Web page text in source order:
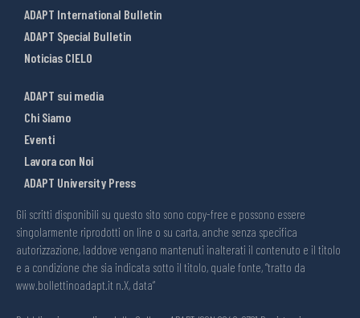
ADAPT International Bulletin
ADAPT Special Bulletin
Noticias CIELO
ADAPT sui media
Chi Siamo
Eventi
Lavora con Noi
ADAPT University Press
Gli scritti disponibili su questo sito sono copy-free e possono essere
singolarmente riprodotti on line o su carta, anche senza specifica
autorizzazione, laddove vengano mantenuti inalterati il contenuto e il titolo
e a condizione che sia indicata sotto il titolo, quale fonte, “tratto da
www.bollettinoadapt.it n.X, data“